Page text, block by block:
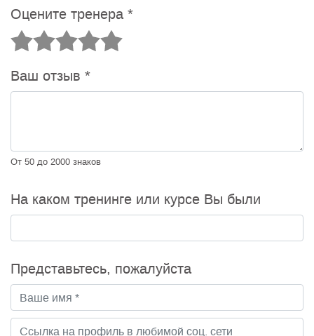
Оцените тренера *
Ваш отзыв *
От 50 до 2000 знаков
На каком тренинге или курсе Вы были
Представьтесь, пожалуйста